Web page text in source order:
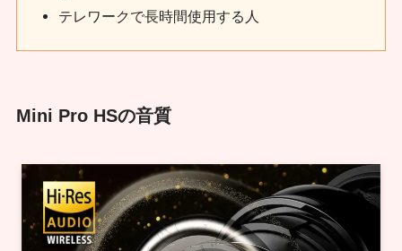
テレワークで長時間使用する人
Mini Pro HSの音質